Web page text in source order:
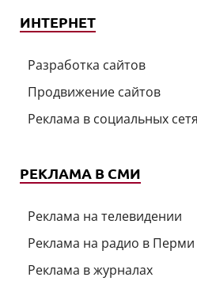
ИНТЕРНЕТ
Разработка сайтов
Продвижение сайтов
Реклама в социальных
РЕКЛАМА В СМИ
Реклама на телевидении
Реклама на радио в Перми
Реклама в журналах